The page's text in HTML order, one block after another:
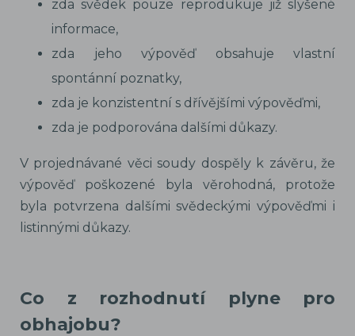
zda svědek pouze reprodukuje již slyšené
informace,
zda jeho výpověď obsahuje vlastní
spontánní poznatky,
zda je konzistentní s dřívějšími výpověďmi,
zda je podporována dalšími důkazy.
V projednávané věci soudy dospěly k závěru, že
výpověď poškozené byla věrohodná, protože
byla potvrzena dalšími svědeckými výpověďmi i
listinnými důkazy.
Co z rozhodnutí plyne pro
obhajobu?